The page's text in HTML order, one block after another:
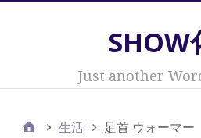
SHOW
Just another
生活 足首 ウォーマー